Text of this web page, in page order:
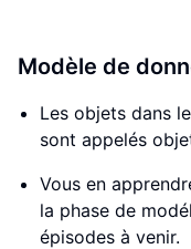
Modèle de
Les objets dans
sont appelés
Vous en
la phase de
épisodes à venir.